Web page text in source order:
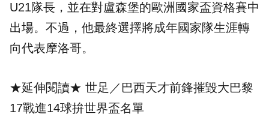
U21隊長，並在對盧森堡的歐洲國家盃資格賽中
出場。不過，他最終選擇將成年國家隊生涯轉
向代表摩洛哥。
★延伸閱讀★ 世足／巴西天才前鋒摧毀大巴黎
17戰進14球拚世界盃名單